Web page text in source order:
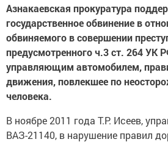
Азнакаевская прокуратура
государственное обвинение в
обвиняемого в совершении
предусмотренного ч.3 ст. 264 УК
управляющим автомобилем,
движения, повлекшее по
человека.
В ноябре 2011 года Т.Р. Исеев,
ВАЗ-21140, в нарушение правил